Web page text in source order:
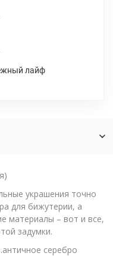
лайф
украшения точно
для бижутерии, а
материалы – вот и все,
задумки.
серебро